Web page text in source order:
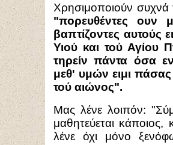
Χρησιμοποιούν
"πορευθέντες ουν
βαπτίζοντες αυτούς
Υιού και τού Αγίου
τηρείν πάντα όσα
μεθ' υμών ειμι
τού αιώνος".
Μας λένε λοιπόν:
μαθητεύεται κάποιος,
λένε όχι μόνο